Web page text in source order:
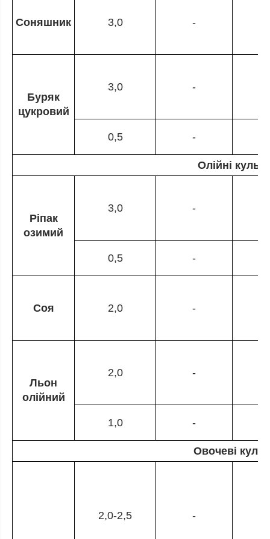
Соняшник 3,0 -
Буряк
цукровий
3,0 -
0,5 -
Олійні
Ріпак
озимий
3,0 -
0,5 -
Соя 2,0 -
Льон
олійний
2,0 -
1,0 -
Овочеві
2,0-2,5 -